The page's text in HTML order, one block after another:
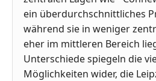
ein überdurchschnittliches
während sie in weniger
eher im mittleren Bereich
Unterschiede spiegeln die
Möglichkeiten wider, die